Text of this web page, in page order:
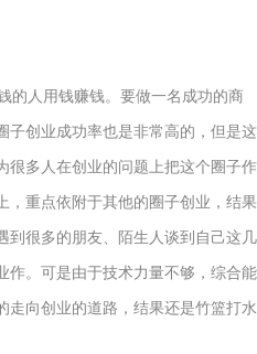
人用钱赚钱。要做一名成功的商
子创业成功率也是非常高的，但是这
很多人在创业的问题上把这个圈子作
，重点依附于其他的圈子创业，结果
到很多的朋友、陌生人谈到自己这几
作。可是由于技术力量不够，综合能
走向创业的道路，结果还是竹篮打水